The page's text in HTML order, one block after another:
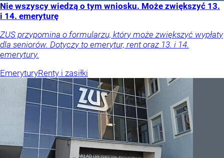
Nie wszyscy wiedzą o tym wniosku. Może zwiększyć 13.
i 14. emeryturę
ZUS przypomina o formularzu, który może zwiększyć wypłaty
dla seniorów. Dotyczy to emerytur, rent oraz 13. i 14.
emerytury.
EmeryturyRenty i zasiłki